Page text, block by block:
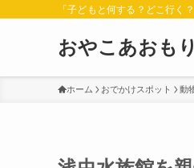
「子どもと何する？どこ行く
おやこあおもり
ホーム おでかけスポット 動